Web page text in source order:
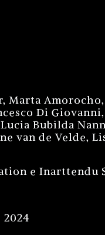
Amorocho,
Di
Bubilda
van de Velde,
e Inarttendu